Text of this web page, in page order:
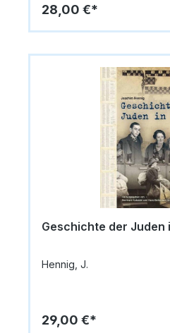
28,00 €*
Geschichte der Juden
Hennig, J.
29,00 €*